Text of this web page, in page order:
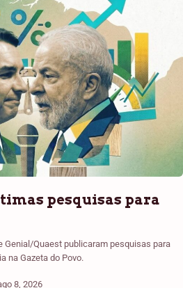
pesquisas para
Genial/Quaest publicaram pesquisas para
na Gazeta do Povo.
8, 2026